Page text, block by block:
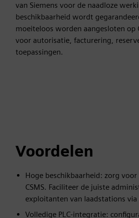
van Siemens voor de naadloze
beschikbaarheid wordt
moeiteloos worden aangesloten op
voor autorisatie, facturering,
toepassingen.
Voordelen
Hoge beschikbaarheid: zorg
CSMS. Faciliteer de juiste
exploitanten van laadstations via
Volledige PLC-integratie: